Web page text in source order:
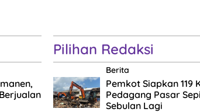
Pilihan Redaksi
Berita
Pemkot Siapkan 119
Pedagang Pasar
Sebulan Lagi